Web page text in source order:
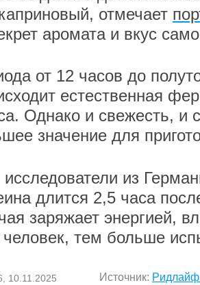
отмечает
аромата и вкус
от 12 часов до
естественная
Однако и свежесть, и
значение для
из
длится 2,5 часа
заряжает энергией,
тем больше
10.11.2025 Источник: